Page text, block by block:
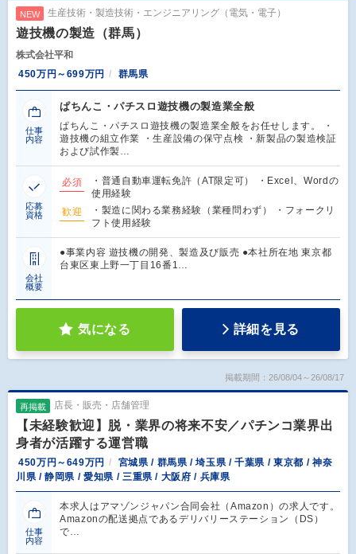
NEW 生産技術・製造技術・エンジニアリング（電気・電子）
遊技機の製造（群馬）
株式会社平和
450万円～699万円
群馬県
仕事
内容
ぱちんこ・パチスロ遊技機の製造業全般
ぱちんこ・パチスロ遊技機の製造業全般をお任せします。 ・
遊技機の組立作業 ・生産設備の保守点検 ・新製品の製造検証
および試作製…
応募
資格
必須
・普通自動車運転免許（AT限定可） ・Excel、Wordの
使用経験
歓迎
・製造に関わる業務経験（業種問わず） ・フォークリ
フト使用経験
会社
概要
●事業内容 遊技機の開発、製造及び販売 ●本社所在地 東京都
台東区東上野一丁目16番1…
気になる 詳細を見る
掲載期間：26/08/04～26/08/17
再掲載 店長・販売・店舗管理
【未経験歓迎】脱・業界の将来不安／パチンコ業界出
身者が活躍する運営職
450万円～649万円
宮城県 / 群馬県 / 埼玉県 / 千葉県 / 東京都 / 神奈
川県 / 静岡県 / 愛知県 / 三重県 / 大阪府 / 兵庫県
仕事
内容
本求人はアマゾンジャパン合同会社（Amazon）の求人です。
Amazonの配送拠点であるデリバリーステーション（DS）
で…